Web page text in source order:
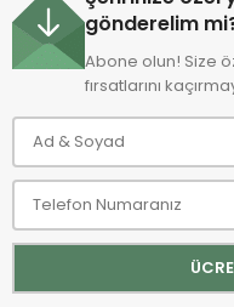
gönderelim
Abone olun! Size
fırsatlarını